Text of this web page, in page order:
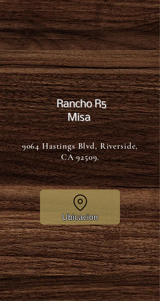
Rancho R5
Misa
9064 Hastings Blvd, Riverside,
CA 92509.
Ubicacion